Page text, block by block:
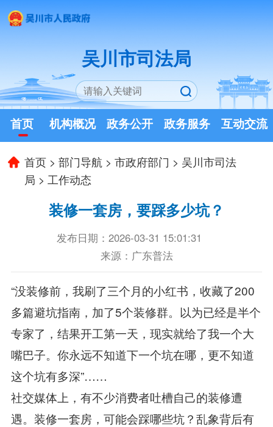
吴川市司法局
首页 机构概况 政务公开 政务服务 互动交流
首页 >部门导航 >市政府部门 > 吴川市司法
局 > 工作动态
装修一套房，要踩多少坑？
发布日期：2026-03-31 15:01:31
来源：广东普法
“没装修前，我刷了三个月的小红书，收藏了200
多篇避坑指南，加了5个装修群。以为已经是半个
专家了，结果开工第一天，现实就给了我一个大
嘴巴子。你永远不知道下一个坑在哪，更不知道
这个坑有多深”……
社交媒体上，有不少消费者吐槽自己的装修遭
遇。装修一套房，可能会踩哪些坑？乱象背后有